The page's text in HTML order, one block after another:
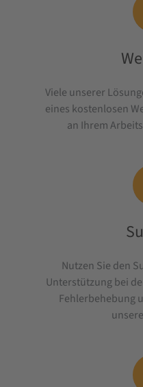
Viele unserer
eines kostenlosen
an Ihrem
Nutzen Sie den
Unterstützung bei
Fehlerbehebung